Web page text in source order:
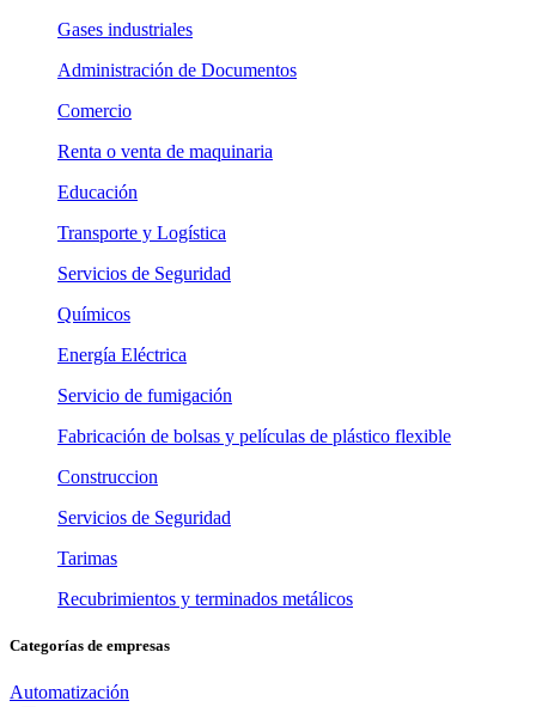
Gases industriales
Administración de Documentos
Comercio
Renta o venta de maquinaria
Educación
Transporte y Logística
Servicios de Seguridad
Químicos
Energía Eléctrica
Servicio de fumigación
Fabricación de bolsas y películas de plástico flexible
Construccion
Servicios de Seguridad
Tarimas
Recubrimientos y terminados metálicos
Categorías de empresas
Automatización